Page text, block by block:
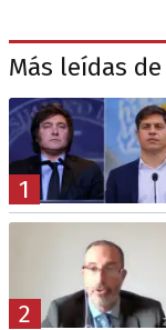
Más leídas
1
2